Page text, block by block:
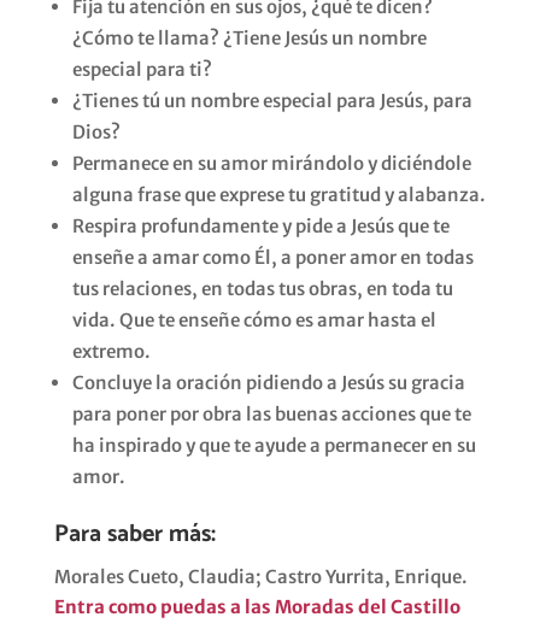
Fija tu atención en sus ojos, ¿qué te dicen?
¿Cómo te llama? ¿Tiene Jesús un nombre
especial para ti?
¿Tienes tú un nombre especial para Jesús, para
Dios?
Permanece en su amor mirándolo y diciéndole
alguna frase que exprese tu gratitud y alabanza.
Respira profundamente y pide a Jesús que te
enseñe a amar como Él, a poner amor en todas
tus relaciones, en todas tus obras, en toda tu
vida. Que te enseñe cómo es amar hasta el
extremo.
Concluye la oración pidiendo a Jesús su gracia
para poner por obra las buenas acciones que te
ha inspirado y que te ayude a permanecer en su
amor.
Para saber más:
Morales Cueto, Claudia; Castro Yurrita, Enrique.
Entra como puedas a las Moradas del Castillo